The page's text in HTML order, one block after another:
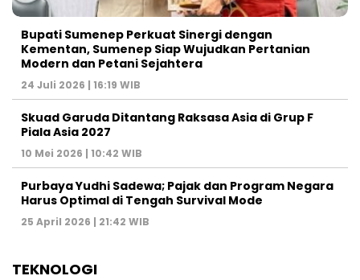
Bupati Sumenep Perkuat Sinergi dengan
Kementan, Sumenep Siap Wujudkan Pertanian
Modern dan Petani Sejahtera
24 Juli 2026 | 16:19 WIB
Skuad Garuda Ditantang Raksasa Asia di Grup F
Piala Asia 2027
10 Mei 2026 | 10:42 WIB
Purbaya Yudhi Sadewa; Pajak dan Program Negara
Harus Optimal di Tengah Survival Mode
25 April 2026 | 21:42 WIB
TEKNOLOGI